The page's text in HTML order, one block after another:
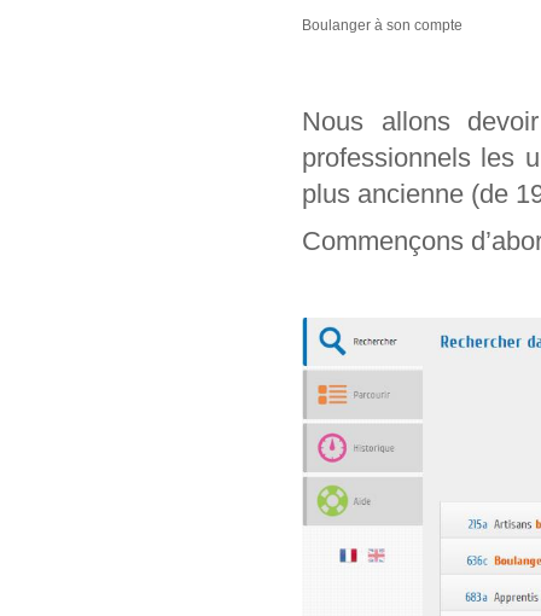
Boulanger à son compte
Nous allons
professionnels les
plus ancienne (de
Commençons